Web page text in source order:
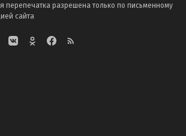
перепечатка разрешена только по письменному
сайта